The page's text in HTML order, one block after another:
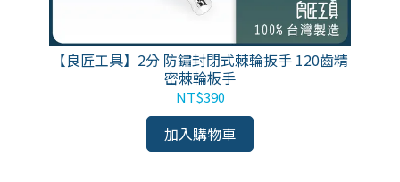
【良匠工具】2分 防鏽封閉式棘輪扳手 120齒精
密棘輪板手
NT$390
加入購物車